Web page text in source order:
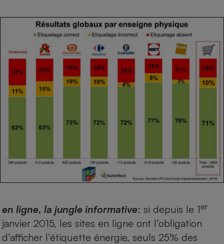
en ligne, la jungle informative: si depuis le 1er
janvier 2015, les sites en ligne ont l’obligation
d’afficher l’étiquette énergie, seuls 25% des